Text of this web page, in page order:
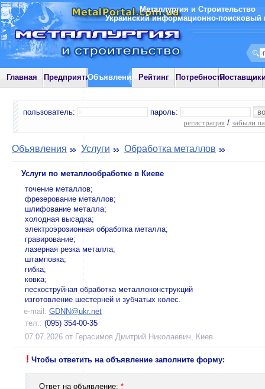
Металлургия и Строительство
Украинский информационно-поисковый
Главная ПредприятияОбъявления Рейтинг Потребности
пользователь:
пароль:
регистрация / забыли
Объявления Услуги Обработка металлов
Услуги по металлообработке в Киеве
точение металлов;
фрезерование металлов;
шлифование металла;
холодная высадка;
электроэрозионная обработка металла;
гравирование;
лазерная резка металла;
штамповка;
гибка;
ковка;
пескоструйная обработка металлоконструкций
изготовление шестерней и зубчатых колес.
e-mail: GDNN@ukr.net
тел.: (095) 354-00-35
07.07.2026 от Герасимов Дмитрий Николаевич, Киев
! Чтобы ответить на объявление заполните форму:
Ответ на объявление: *